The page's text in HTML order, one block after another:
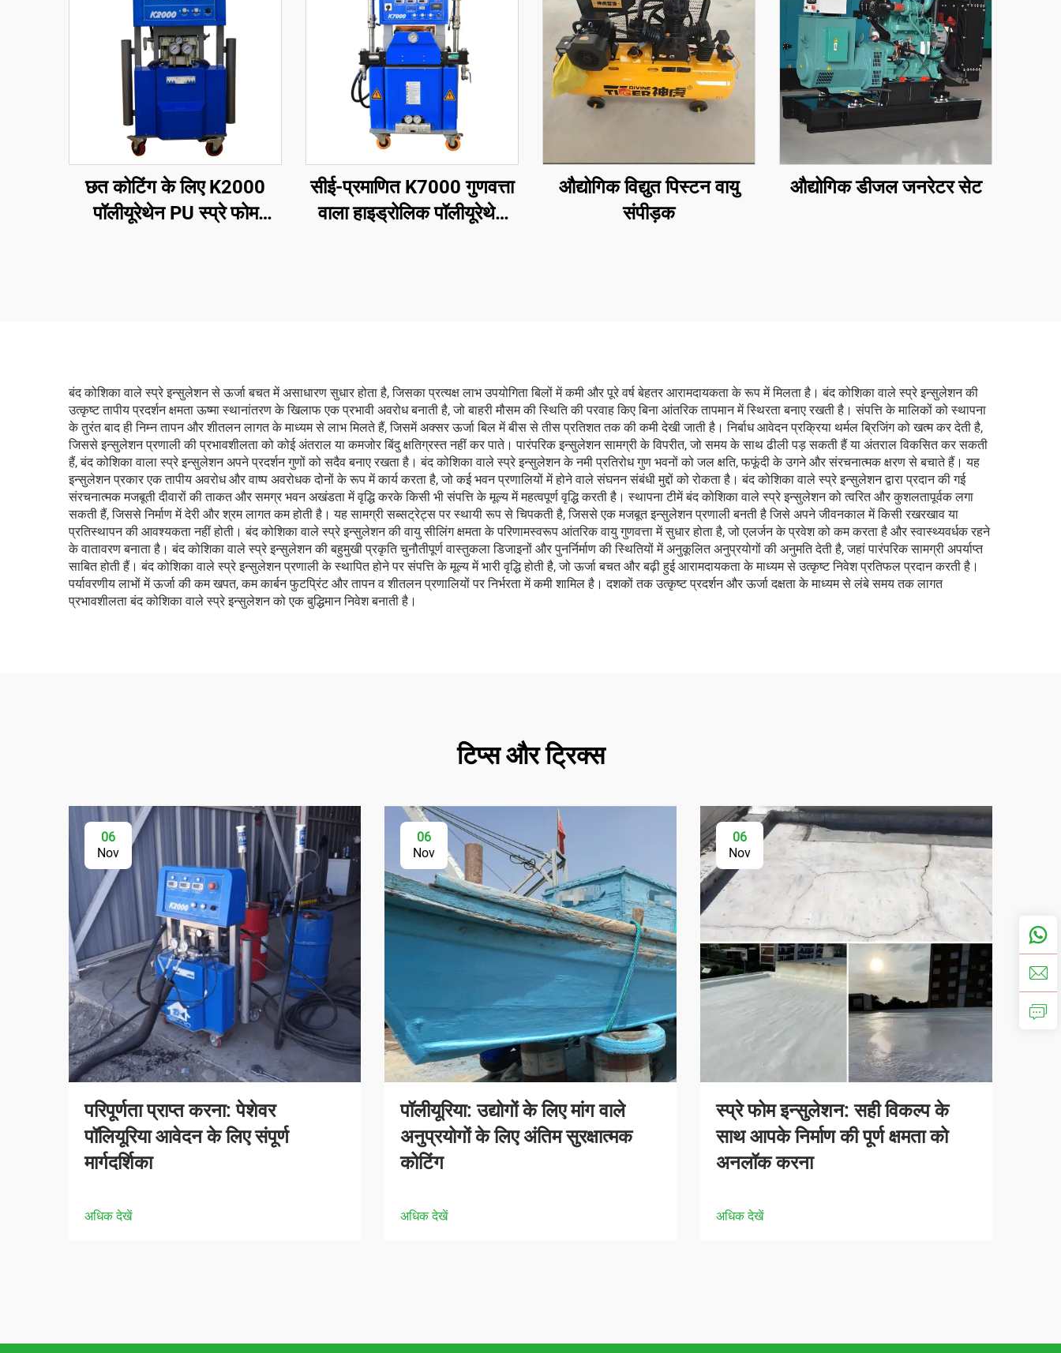
छत कोटिंग के लिए K2000
पॉलीयूरेथेन PU स्प्रे फोम
सीई-प्रमाणित K7000 गुणवत्ता
वाला हाइड्रोलिक पॉलीयूरेथेन
औद्योगिक विद्युत पिस्टन वायु
संपीड़क
औद्योगिक डीजल जनरेटर सेट
बंद कोशिका वाले स्प्रे इन्सुलेशन से ऊर्जा बचत में असाधारण सुधार होता है, जिसका प्रत्यक्ष लाभ उपयोगिता बिलों में कमी और पूरे वर्ष बेहतर आरामदायकता के रूप में मिलता है। बंद कोशिका वाले स्प्रे इन्सुलेशन की
उत्कृष्ट तापीय प्रदर्शन क्षमता ऊष्मा स्थानांतरण के खिलाफ एक प्रभावी अवरोध बनाती है, जो बाहरी मौसम की स्थिति की परवाह किए बिना आंतरिक तापमान में स्थिरता बनाए रखती है। संपत्ति के मालिकों को स्थापना
के तुरंत बाद ही निम्न तापन और शीतलन लागत के माध्यम से लाभ मिलते हैं, जिसमें अक्सर ऊर्जा बिल में बीस से तीस प्रतिशत तक की कमी देखी जाती है। निर्बाध आवेदन प्रक्रिया थर्मल ब्रिजिंग को खत्म कर देती है,
जिससे इन्सुलेशन प्रणाली की प्रभावशीलता को कोई अंतराल या कमजोर बिंदु क्षतिग्रस्त नहीं कर पाते। पारंपरिक इन्सुलेशन सामग्री के विपरीत, जो समय के साथ ढीली पड़ सकती हैं या अंतराल विकसित कर सकती
हैं, बंद कोशिका वाला स्प्रे इन्सुलेशन अपने प्रदर्शन गुणों को सदैव बनाए रखता है। बंद कोशिका वाले स्प्रे इन्सुलेशन के नमी प्रतिरोध गुण भवनों को जल क्षति, फफूंदी के उगने और संरचनात्मक क्षरण से बचाते हैं। यह
इन्सुलेशन प्रकार एक तापीय अवरोध और वाष्प अवरोधक दोनों के रूप में कार्य करता है, जो कई भवन प्रणालियों में होने वाले संघनन संबंधी मुद्दों को रोकता है। बंद कोशिका वाले स्प्रे इन्सुलेशन द्वारा प्रदान की गई
संरचनात्मक मजबूती दीवारों की ताकत और समग्र भवन अखंडता में वृद्धि करके किसी भी संपत्ति के मूल्य में महत्वपूर्ण वृद्धि करती है। स्थापना टीमें बंद कोशिका वाले स्प्रे इन्सुलेशन को त्वरित और कुशलतापूर्वक लगा
सकती हैं, जिससे निर्माण में देरी और श्रम लागत कम होती है। यह सामग्री सब्सट्रेट्स पर स्थायी रूप से चिपकती है, जिससे एक मजबूत इन्सुलेशन प्रणाली बनती है जिसे अपने जीवनकाल में किसी रखरखाव या
प्रतिस्थापन की आवश्यकता नहीं होती। बंद कोशिका वाले स्प्रे इन्सुलेशन की वायु सीलिंग क्षमता के परिणामस्वरूप आंतरिक वायु गुणवत्ता में सुधार होता है, जो एलर्जन के प्रवेश को कम करता है और स्वास्थ्यवर्धक रहने
के वातावरण बनाता है। बंद कोशिका वाले स्प्रे इन्सुलेशन की बहुमुखी प्रकृति चुनौतीपूर्ण वास्तुकला डिजाइनों और पुनर्निर्माण की स्थितियों में अनुकूलित अनुप्रयोगों की अनुमति देती है, जहां पारंपरिक सामग्री अपर्याप्त
साबित होती हैं। बंद कोशिका वाले स्प्रे इन्सुलेशन प्रणाली के स्थापित होने पर संपत्ति के मूल्य में भारी वृद्धि होती है, जो ऊर्जा बचत और बढ़ी हुई आरामदायकता के माध्यम से उत्कृष्ट निवेश प्रतिफल प्रदान करती है।
पर्यावरणीय लाभों में ऊर्जा की कम खपत, कम कार्बन फुटप्रिंट और तापन व शीतलन प्रणालियों पर निर्भरता में कमी शामिल है। दशकों तक उत्कृष्ट प्रदर्शन और ऊर्जा दक्षता के माध्यम से लंबे समय तक लागत
प्रभावशीलता बंद कोशिका वाले स्प्रे इन्सुलेशन को एक बुद्धिमान निवेश बनाती है।
टिप्स और ट्रिक्स
06
Nov
परिपूर्णता प्राप्त करना: पेशेवर
पॉलियूरिया आवेदन के लिए संपूर्ण
मार्गदर्शिका
अधिक देखें
06
Nov
पॉलीयूरिया: उद्योगों के लिए मांग वाले
अनुप्रयोगों के लिए अंतिम सुरक्षात्मक
कोटिंग
अधिक देखें
06
Nov
स्प्रे फोम इन्सुलेशन: सही विकल्प के
साथ आपके निर्माण की पूर्ण क्षमता को
अनलॉक करना
अधिक देखें